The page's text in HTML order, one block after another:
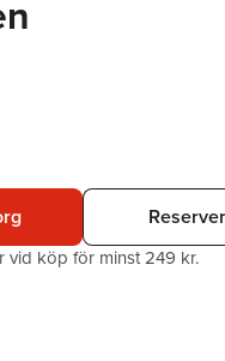
vid köp för minst 249 kr.